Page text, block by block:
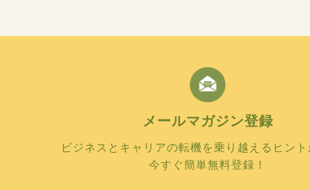
メールマガジン登録
ビジネスとキャリアの転機を乗り越えるヒン
今すぐ簡単無料登録！